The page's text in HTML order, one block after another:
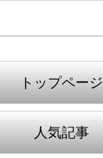
トップページ
人気記事